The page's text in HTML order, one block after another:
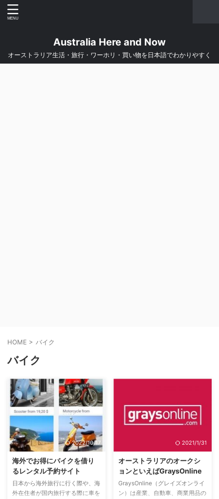
Australia Here and Now
オーストラリア生活・旅行・ワーホリ・買い物を日本語でわかりやすく
HOME > バイク
バイク
2022/10/17
海外でお得にバイクを借り
るレンタル予約サイト
日本から海外旅行に行く際や、海
外在住者が国内旅行する際に車を
2021/1/31
オーストラリアのオークシ
ョンといえばGraysOnline
GraysOnline（グレイズオンライ
ン）は産業、自動車、商業用品の